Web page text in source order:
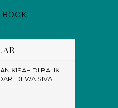
BOOK
KISAH DI BALIK
DEWA SIVA